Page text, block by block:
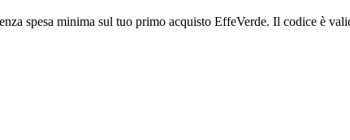
spesa minima sul tuo primo acquisto EffeVerde. Il codice è